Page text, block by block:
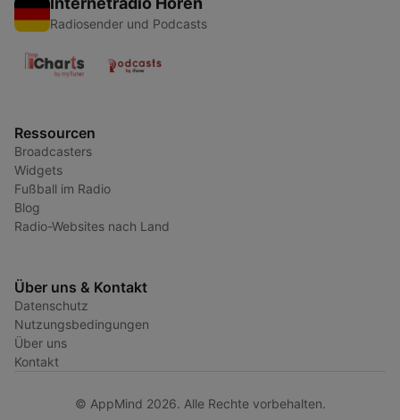
Radiosender und Podcasts
Ressourcen
Broadcasters
Widgets
Fußball im Radio
Blog
Radio-Websites nach Land
Über uns & Kontakt
Datenschutz
Nutzungsbedingungen
Über uns
Kontakt
© AppMind 2026. Alle Rechte vorbehalten.